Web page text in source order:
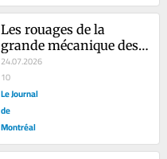
Les rouages de la
grande mécanique des
migrations
24.07.2026
10
Le Journal
de
Montréal